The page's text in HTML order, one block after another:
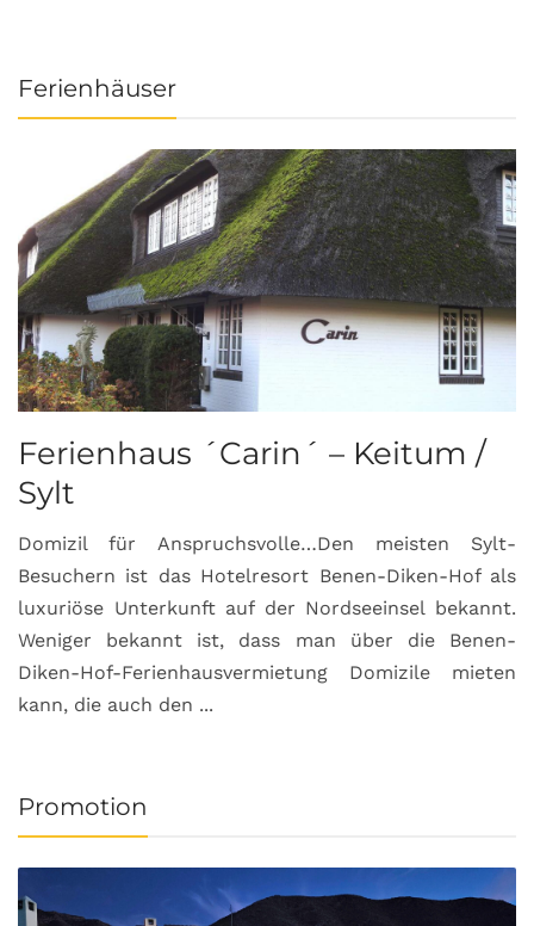
Ferienhäuser
Ferienhaus ´Carin´ – Keitum /
Sylt
Domizil für Anspruchsvolle…Den meisten Sylt-
Besuchern ist das Hotelresort Benen-Diken-Hof als
luxuriöse Unterkunft auf der Nordseeinsel bekannt.
Weniger bekannt ist, dass man über die Benen-
Diken-Hof-Ferienhausvermietung Domizile mieten
kann, die auch den ...
Promotion